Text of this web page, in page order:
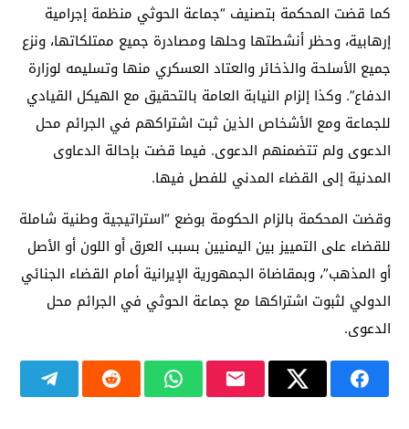
كما قضت المحكمة بتصنيف “جماعة الحوثي منظمة إجرامية
إرهابية، وحظر أنشطتها وحلها ومصادرة جميع ممتلكاتها، ونزع
جميع الأسلحة والذخائر والعتاد العسكري منها وتسليمه لوزارة
الدفاع”. وكذا إلزام النيابة العامة بالتحقيق مع الهيكل القيادي
للجماعة ومع الأشخاص الذين ثبت اشتراكهم في الجرائم محل
الدعوى ولم تتضمنهم الدعوى. فيما قضت بإحالة الدعاوى
المدنية إلى القضاء المدني للفصل فيها.
وقضت المحكمة بالزام الحكومة بوضع “استراتيجية وطنية شاملة
للقضاء على التمييز بين اليمنيين بسبب العرق أو اللون أو الأصل
أو المذهب”، وبمقاضاة الجمهورية الإيرانية أمام القضاء الجنائي
الدولي لثبوت اشتراكها مع جماعة الحوثي في الجرائم محل
الدعوى.